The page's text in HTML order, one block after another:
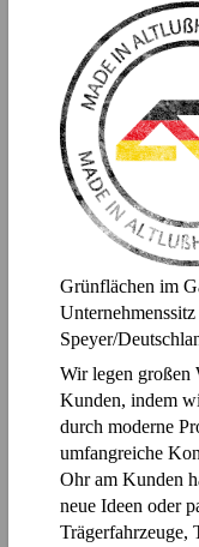
Grünflächen im
Speyer/
Wir legen großen
Kunden, indem
durch moderne
umfangreiche
Ohr am Kunden
neue Ideen oder
Trägerfahrzeuge,